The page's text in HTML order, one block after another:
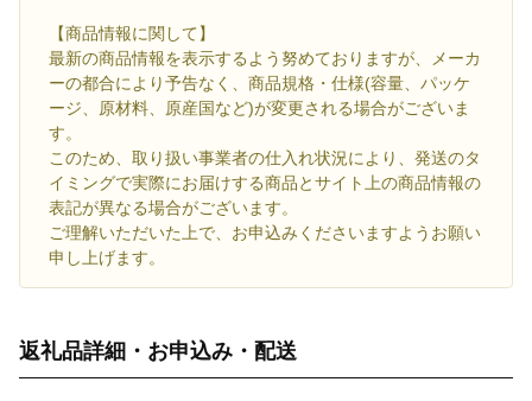
【商品情報に関して】
最新の商品情報を表示するよう努めておりますが、メーカ
ーの都合により予告なく、商品規格・仕様(容量、パッケ
ージ、原材料、原産国など)が変更される場合がございま
す。
このため、取り扱い事業者の仕入れ状況により、発送のタ
イミングで実際にお届けする商品とサイト上の商品情報の
表記が異なる場合がございます。
ご理解いただいた上で、お申込みくださいますようお願い
申し上げます。
返礼品詳細・お申込み・配送